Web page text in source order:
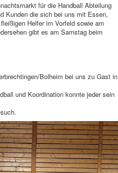
für die Handball Abteilung
Kunden die sich bei uns mit Essen,
Helfer im Vorfeld sowie am
gibt es am Samstag beim
Bolheim bei uns zu Gast in
und Koordination konnte jeder sein